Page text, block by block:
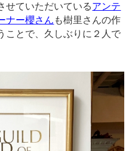
せていただいているアンテ
ナー櫻さん も樹里さんの作
ことで、久しぶりに２人で